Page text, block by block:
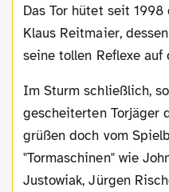
Das Tor hütet seit
Klaus Reitmaier,
seine tollen Reflexe auf
Im Sturm schließlich, so scheint es, haben sich alle
gescheiterten Torjäger
grüßen doch vom
"Tormaschinen" wie
Justowiak, Jürgen